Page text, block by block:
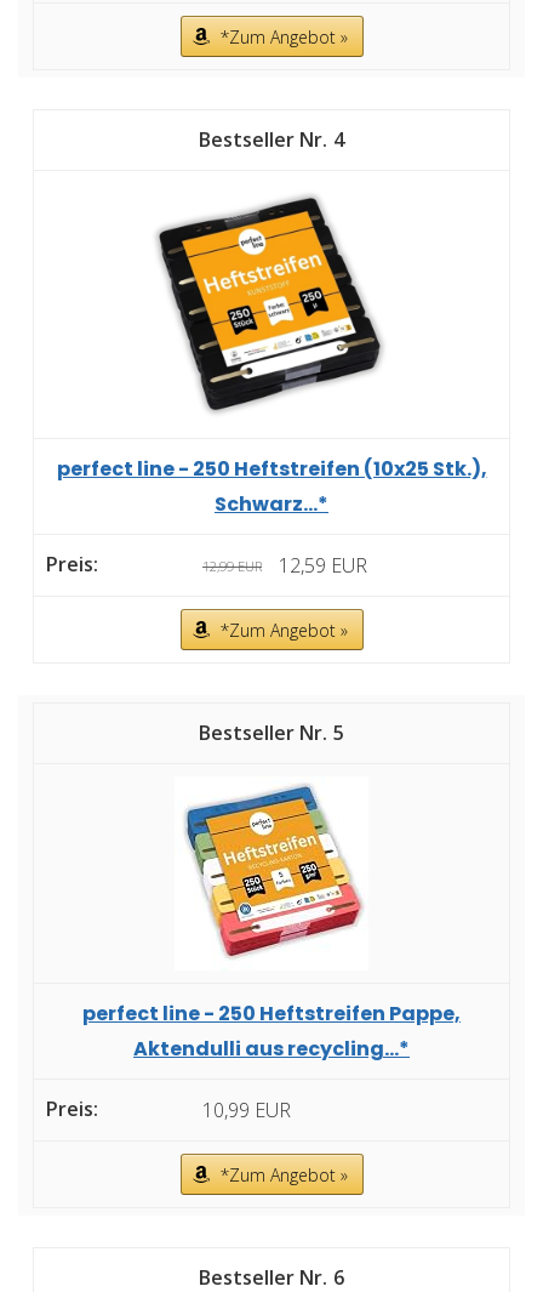
*Zum Angebot »
4
perfect line - 250 Heftstreifen (10x25 Stk.),
Schwarz...*
12,99 EUR 12,59 EUR
*Zum Angebot »
5
perfect line - 250 Heftstreifen Pappe,
Aktendulli aus recycling...*
10,99 EUR
*Zum Angebot »
6